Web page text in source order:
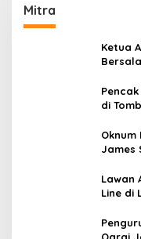
Mitra
Ketua
di
James
Lawan
Line di